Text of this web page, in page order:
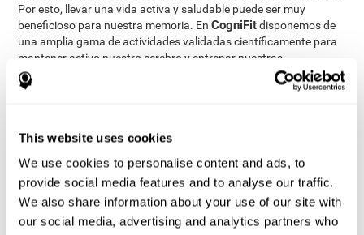
This website uses cookies
We use cookies to personalise content and ads, to
provide social media features and to analyse our traffic.
We also share information about your use of our site with
our social media, advertising and analytics partners who
Por esto, llevar una vida activa y saludable puede ser muy
beneficioso para nuestra memoria. EnCogniFitdisponemos de
una amplia gama de actividades validadas científicamente para
mantener activo nuestro cerebro y entrenar nuestras
capacidades cognitivas. Además, la actividad cognitiva no sólo
fortalece la memoria en personas adultas y mayores, sino que
Mediante laEstimulación Cognitiva
entrenar y fortalecer las distintas capacidades cognitivas de las
personas, como la atención, percepción, memoria, lenguaje y
funciones ejecutivas. Son precisamente estas capacidades las
que se pueden ver afectadas en la demencia y otros trastornos
que cursan con pérdida de memoria. Al realizar actividades que